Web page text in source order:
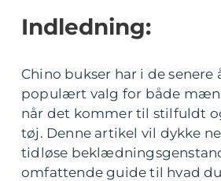
Indledning:
Chino bukser har i de
populært valg for både
når det kommer til stilfuldt
tøj. Denne artikel vil dykke
tidløse
omfattende guide til hvad